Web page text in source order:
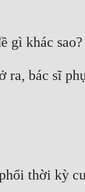
gì khác sao?
ra, bác sĩ
thời kỳ